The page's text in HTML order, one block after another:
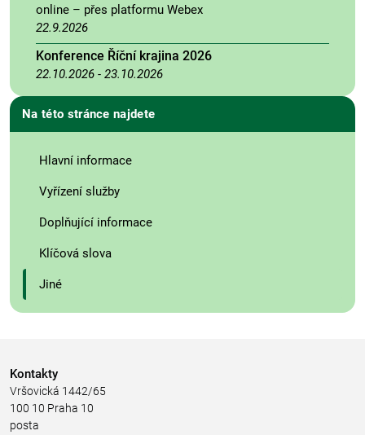
online – přes platformu Webex
22.9.2026
Konference Říční krajina 2026
22.10.2026 - 23.10.2026
Na této stránce najdete
Hlavní informace
Vyřízení služby
Doplňující informace
Klíčová slova
Jiné
Kontakty
Vršovická 1442/65
100 10 Praha 10
posta